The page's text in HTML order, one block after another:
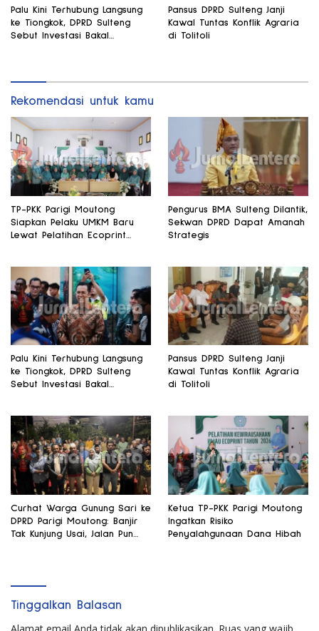
Palu Kini Terhubung Langsung
ke Tiongkok, DPRD Sulteng
Sebut Investasi Bakal
Pansus DPRD Sulteng Janji
Kawal Tuntas Konflik Agraria
di Tolitoli
Rekomendasi untuk kamu
TP-PKK Parigi Moutong
Siapkan Pelaku UMKM Baru
Lewat Pelatihan Ecoprint
Pengurus BMA Sulteng Dilantik,
Sekwan DPRD Dapat Amanah
Strategis
Palu Kini Terhubung Langsung
ke Tiongkok, DPRD Sulteng
Sebut Investasi Bakal
Pansus DPRD Sulteng Janji
Kawal Tuntas Konflik Agraria
di Tolitoli
Curhat Warga Gunung Sari ke
DPRD Parigi Moutong: Banjir
Tak Kunjung Usai, Jalan Pun
Ketua TP-PKK Parigi Moutong
Ingatkan Risiko
Penyalahgunaan Dana Hibah
Tinggalkan Balasan